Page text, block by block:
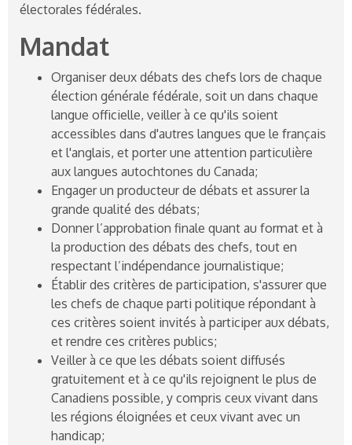
électorales fédérales.
Mandat
Organiser deux débats des chefs lors de chaque
élection générale fédérale, soit un dans chaque
langue officielle, veiller à ce qu'ils soient
accessibles dans d'autres langues que le français
et l'anglais, et porter une attention particulière
aux langues autochtones du Canada;
Engager un producteur de débats et assurer la
grande qualité des débats;
Donner l’approbation finale quant au format et à
la production des débats des chefs, tout en
respectant l’indépendance journalistique;
Établir des critères de participation, s'assurer que
les chefs de chaque parti politique répondant à
ces critères soient invités à participer aux débats,
et rendre ces critères publics;
Veiller à ce que les débats soient diffusés
gratuitement et à ce qu'ils rejoignent le plus de
Canadiens possible, y compris ceux vivant dans
les régions éloignées et ceux vivant avec un
handicap;